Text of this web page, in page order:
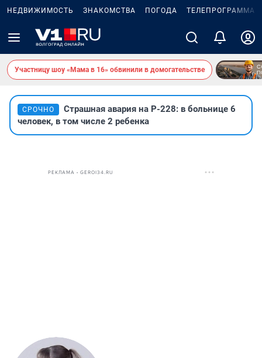
НЕДВИЖИМОСТЬ ЗНАКОМСТВА ПОГОДА ТЕЛЕПРОГРАММА
Участницу шоу «Мама в 16» обвинили в домогательстве
СРОЧНО
Страшная авария на Р-228: в больнице 6
человек, в том числе 2 ребенка
РЕКЛАМА • GEROI34.RU